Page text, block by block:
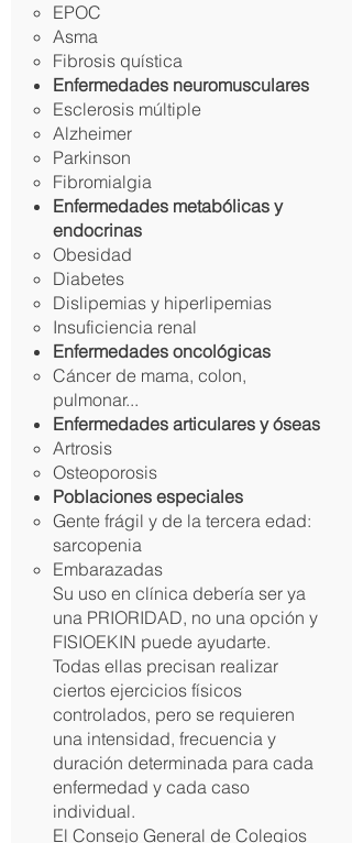
EPOC
Asma
Fibrosis quística
Enfermedades neuromusculares
Esclerosis múltiple
Alzheimer
Parkinson
Fibromialgia
Enfermedades metabólicas y
endocrinas
Obesidad
Diabetes
Dislipemias y hiperlipemias
Insuficiencia renal
Enfermedades oncológicas
Cáncer de mama, colon,
pulmonar...
Enfermedades articulares y óseas
Artrosis
Osteoporosis
Poblaciones especiales
Gente frágil y de la tercera edad:
sarcopenia
Embarazadas
Su uso en clínica debería ser ya
una PRIORIDAD, no una opción y
FISIOEKIN puede ayudarte.
Todas ellas precisan realizar
ciertos ejercicios físicos
controlados, pero se requieren
una intensidad, frecuencia y
duración determinada para cada
enfermedad y cada caso
individual.
El Consejo General de Colegios